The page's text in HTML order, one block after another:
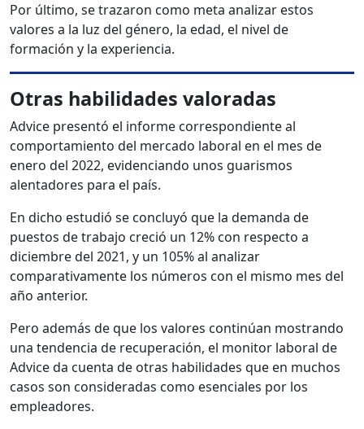
Por último, se trazaron como meta analizar estos
valores a la luz del género, la edad, el nivel de
formación y la experiencia.
Otras habilidades valoradas
Advice presentó el informe correspondiente al
comportamiento del mercado laboral en el mes de
enero del 2022, evidenciando unos guarismos
alentadores para el país.
En dicho estudió se concluyó que la demanda de
puestos de trabajo creció un 12% con respecto a
diciembre del 2021, y un 105% al analizar
comparativamente los números con el mismo mes del
año anterior.
Pero además de que los valores continúan mostrando
una tendencia de recuperación, el monitor laboral de
Advice da cuenta de otras habilidades que en muchos
casos son consideradas como esenciales por los
empleadores.